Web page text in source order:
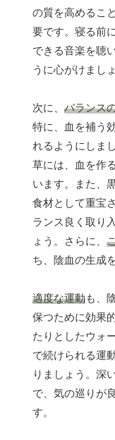
の質を高めるこ
要です。寝る前
できる音楽を聴
うに心がけましょ
次に、 バランス
特に、血を補う
れるようにしま
草には、血を作
います。また、
食材として重宝
ランス良く取り
ょう。さらに、
ち、陰血の生成
適度な運動も、
保つために効果
たりとしたウォ
で続けられる運
りましょう。深
で、気の巡りが
す。